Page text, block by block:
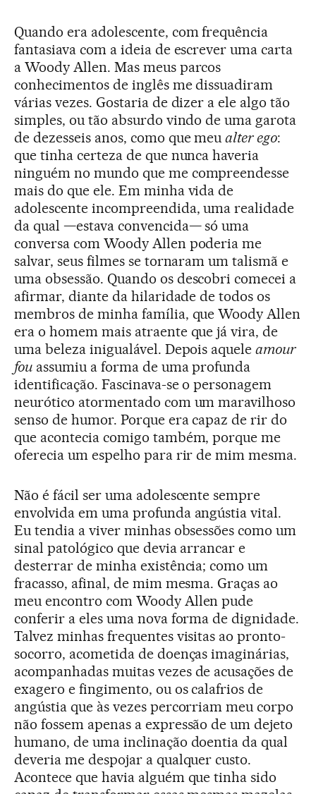
Quando era adolescente, com frequência
fantasiava com a ideia de escrever uma carta
a Woody Allen. Mas meus parcos
conhecimentos de inglês me dissuadiram
várias vezes. Gostaria de dizer a ele algo tão
simples, ou tão absurdo vindo de uma garota
de dezesseis anos, como que meualter ego:
que tinha certeza de que nunca haveria
ninguém no mundo que me compreendesse
mais do que ele. Em minha vida de
adolescente incompreendida, uma realidade
da qual —estava convencida— só uma
conversa com Woody Allen poderia me
salvar, seus filmes se tornaram um talismã e
uma obsessão. Quando os descobri comecei a
afirmar, diante da hilaridade de todos os
membros de minha família, que Woody Allen
era o homem mais atraente que já vira, de
uma beleza inigualável. Depois aqueleamour
fouassumiu a forma de uma profunda
identificação. Fascinava-se o personagem
neurótico atormentado com um maravilhoso
senso de humor. Porque era capaz de rir do
que acontecia comigo também, porque me
oferecia um espelho para rir de mim mesma.
Não é fácil ser uma adolescente sempre
envolvida em uma profunda angústia vital.
Eu tendia a viver minhas obsessões como um
sinal patológico que devia arrancar e
desterrar de minha existência; como um
fracasso, afinal, de mim mesma. Graças ao
meu encontro com Woody Allen pude
conferir a eles uma nova forma de dignidade.
Talvez minhas frequentes visitas ao pronto-
socorro, acometida de doenças imaginárias,
acompanhadas muitas vezes de acusações de
exagero e fingimento, ou os calafrios de
angústia que às vezes percorriam meu corpo
não fossem apenas a expressão de um dejeto
humano, de uma inclinação doentia da qual
deveria me despojar a qualquer custo.
Acontece que havia alguém que tinha sido